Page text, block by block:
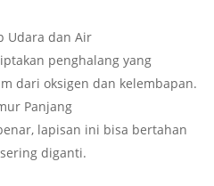
Udara dan Air
penghalang yang
dari oksigen dan kelembapan.
Panjang
lapisan ini bisa bertahan
diganti.